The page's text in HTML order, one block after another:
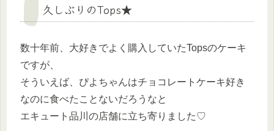
久しぶりのTops★
数十年前、大好きでよく購入していたTopsのケーキ
ですが、
そういえば、ぴよちゃんはチョコレートケーキ好き
なのに食べたことないだろうなと
エキュート品川の店舗に立ち寄りました♡